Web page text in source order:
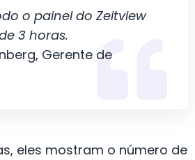
o painel do Zeitview
3 horas.
Gerente de
eles mostram o número de